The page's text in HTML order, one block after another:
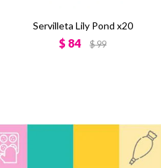
Servilleta Lily Pond x20
$ 84 $99